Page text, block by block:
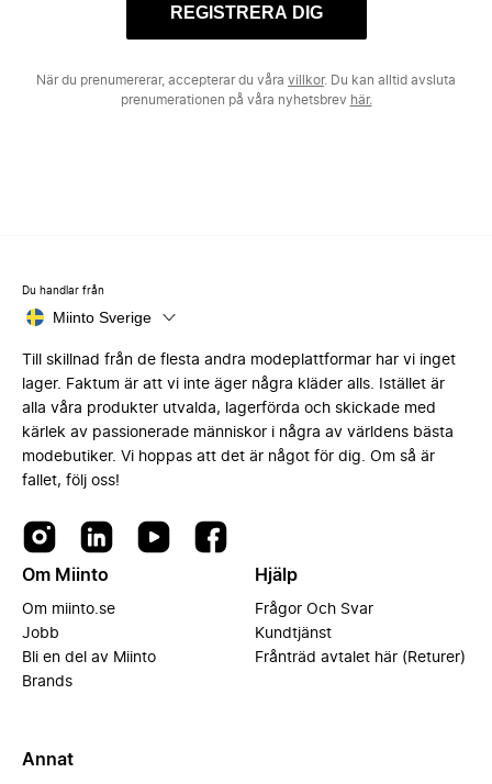
REGISTRERA DIG
När du prenumererar, accepterar du våra villkor. Du kan alltid avsluta
prenumerationen på våra nyhetsbrev här.
Du handlar från
Miinto Sverige
Till skillnad från de flesta andra modeplattformar har vi inget
lager. Faktum är att vi inte äger några kläder alls. Istället är
alla våra produkter utvalda, lagerförda och skickade med
kärlek av passionerade människor i några av världens bästa
modebutiker. Vi hoppas att det är något för dig. Om så är
fallet, följ oss!
Om Miinto
Om miinto.se
Jobb
Bli en del av Miinto
Brands
Hjälp
Frågor Och Svar
Kundtjänst
Frånträd avtalet här (Returer)
Annat